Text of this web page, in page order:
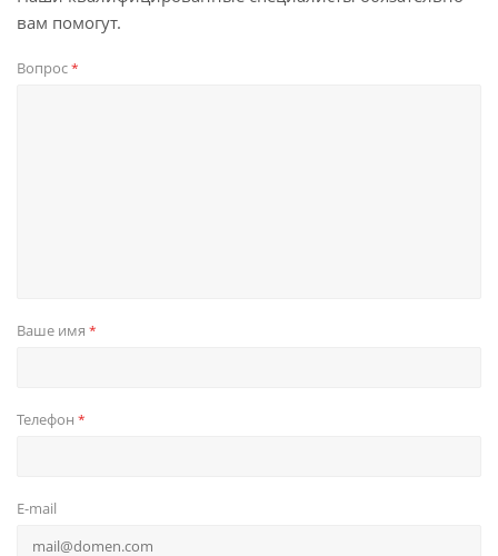
вам помогут.
Вопрос*
Ваше имя *
Телефон *
E-mail